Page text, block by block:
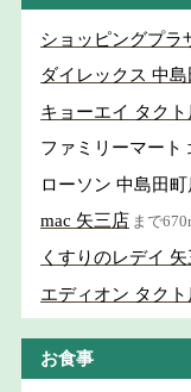
ショッピングプラ
ダイレックス 中
キョーエイ タクト
ファミリーマート
ローソン 中島田町
mac 矢三店 まで
くすりのレデイ
エディオン タクト
お食事